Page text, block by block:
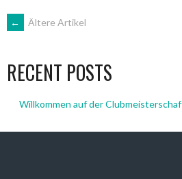
← Ältere Artikel
RECENT POSTS
Willkommen auf der